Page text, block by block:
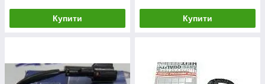
Купити Купити